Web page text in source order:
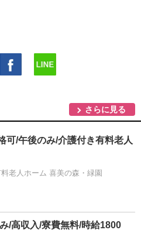
さらに見る
可/午後のみ/介護付き有料老人
老人ホーム 喜美の森・緑園
/高収入/寮費無料/時給1800